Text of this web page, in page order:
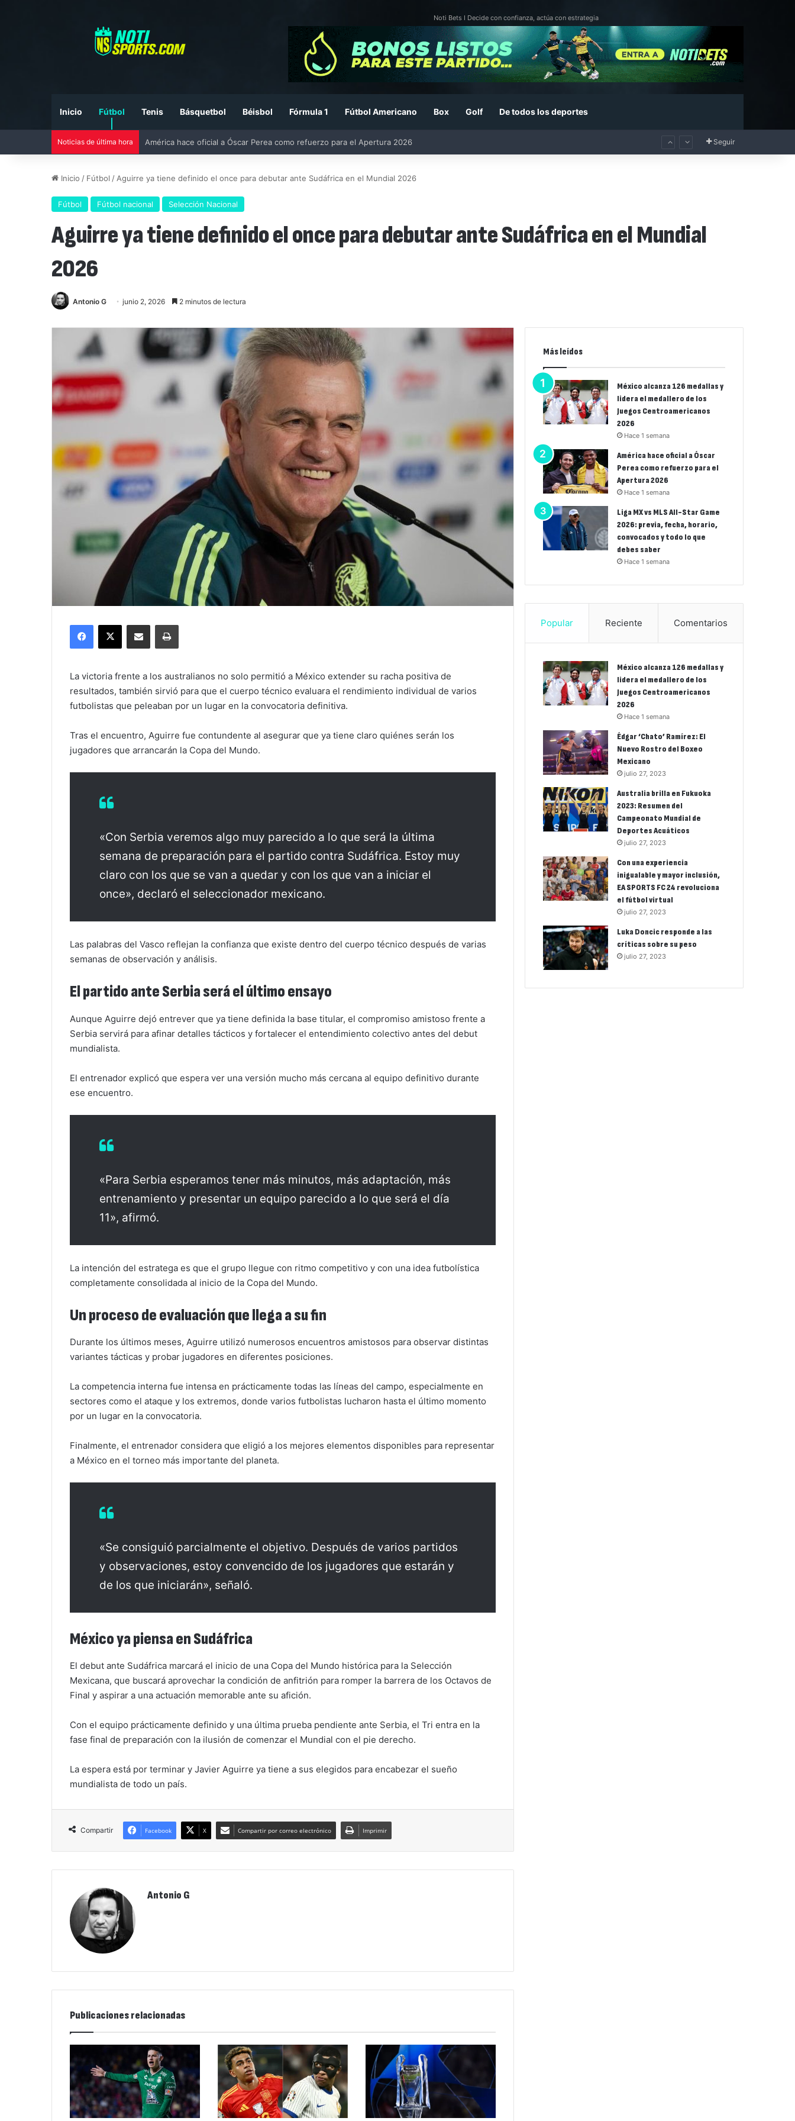
Noti Bets I Decide con confianza, actúa con estrategia
Inicio Fútbol Tenis Básquetbol Béisbol Fórmula 1 Fútbol Americano Box Golf De todos los deportes
Noticias de última hora Liga MX vs MLS All-Star Game 2026: previa, fecha, horario, convocados y todo lo que debes saber Seguir
Inicio / Fútbol / Aguirre ya tiene definido el once para debutar ante Sudáfrica en el Mundial 2026
Fútbol Fútbol nacional Selección Nacional
Aguirre ya tiene definido el once para debutar ante Sudáfrica en el Mundial
2026
Antonio G junio 2, 2026 2 minutos de lectura
Facebook
X Compartir por correo electrónicoImprimir
La victoria frente a los australianos no solo permitió a México extender su racha positiva de
resultados, también sirvió para que el cuerpo técnico evaluara el rendimiento individual de varios
futbolistas que peleaban por un lugar en la convocatoria definitiva.
Tras el encuentro, Aguirre fue contundente al asegurar que ya tiene claro quiénes serán los
jugadores que arrancarán la Copa del Mundo.
«Con Serbia veremos algo muy parecido a lo que será la última
semana de preparación para el partido contra Sudáfrica. Estoy muy
claro con los que se van a quedar y con los que van a iniciar el
once», declaró el seleccionador mexicano.
Las palabras del Vasco reflejan la confianza que existe dentro del cuerpo técnico después de varias
semanas de observación y análisis.
El partido ante Serbia será el último ensayo
Aunque Aguirre dejó entrever que ya tiene definida la base titular, el compromiso amistoso frente a
Serbia servirá para afinar detalles tácticos y fortalecer el entendimiento colectivo antes del debut
mundialista.
El entrenador explicó que espera ver una versión mucho más cercana al equipo definitivo durante
ese encuentro.
«Para Serbia esperamos tener más minutos, más adaptación, más
entrenamiento y presentar un equipo parecido a lo que será el día
11», afirmó.
La intención del estratega es que el grupo llegue con ritmo competitivo y con una idea futbolística
completamente consolidada al inicio de la Copa del Mundo.
Un proceso de evaluación que llega a su fin
Durante los últimos meses, Aguirre utilizó numerosos encuentros amistosos para observar distintas
variantes tácticas y probar jugadores en diferentes posiciones.
La competencia interna fue intensa en prácticamente todas las líneas del campo, especialmente en
sectores como el ataque y los extremos, donde varios futbolistas lucharon hasta el último momento
por un lugar en la convocatoria.
Finalmente, el entrenador considera que eligió a los mejores elementos disponibles para representar
a México en el torneo más importante del planeta.
«Se consiguió parcialmente el objetivo. Después de varios partidos
y observaciones, estoy convencido de los jugadores que estarán y
de los que iniciarán», señaló.
México ya piensa en Sudáfrica
El debut ante Sudáfrica marcará el inicio de una Copa del Mundo histórica para la Selección
Mexicana, que buscará aprovechar la condición de anfitrión para romper la barrera de los Octavos de
Final y aspirar a una actuación memorable ante su afición.
Con el equipo prácticamente definido y una última prueba pendiente ante Serbia, el Tri entra en la
fase final de preparación con la ilusión de comenzar el Mundial con el pie derecho.
La espera está por terminar y Javier Aguirre ya tiene a sus elegidos para encabezar el sueño
mundialista de todo un país.
Compartir Facebook X Compartir por correo electrónico Imprimir
Antonio G
Publicaciones relacionadas
Más leídos
México alcanza 126 medallas y
lidera el medallero de los
Juegos Centroamericanos
2026
Hace 1 semana
América hace oficial a Óscar
Perea como refuerzo para el
Apertura 2026
Hace 1 semana
Liga MX vs MLS All-Star Game
2026: previa, fecha, horario,
convocados y todo lo que
debes saber
Hace 1 semana
Popular Reciente Comentarios
México alcanza 126 medallas y
lidera el medallero de los
Juegos Centroamericanos
2026
Hace 1 semana
Édgar ‘Chato’ Ramírez: El
Nuevo Rostro del Boxeo
Mexicano
julio 27, 2023
Australia brilla en Fukuoka
2023: Resumen del
Campeonato Mundial de
Deportes Acuáticos
julio 27, 2023
Con una experiencia
inigualable y mayor inclusión,
EA SPORTS FC 24 revoluciona
el fútbol virtual
julio 27, 2023
Luka Doncic responde a las
críticas sobre su peso
julio 27, 2023